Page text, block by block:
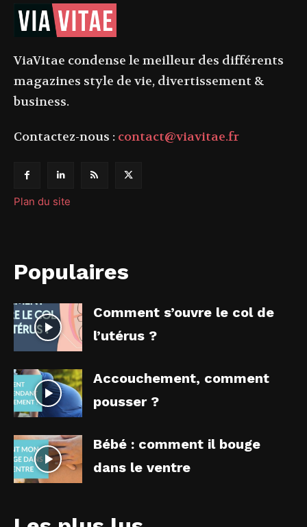
ViaVitae condense le meilleur des différents
magazines style de vie, divertissement &
business.
Contactez-nous : contact@viavitae.fr
Plan du site
Populaires
Comment s’ouvre le col de
l’utérus ?
Accouchement, comment
pousser ?
Bébé : comment il bouge
dans le ventre